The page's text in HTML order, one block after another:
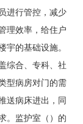
进行管控，减少
理效率，给住户
宇的基础设施。
综合、专科、社
型病房对门的需
送病床进出，同
。监护室（）的